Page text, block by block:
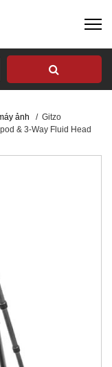
ảnh / Gitzo
& 3-Way Fluid Head